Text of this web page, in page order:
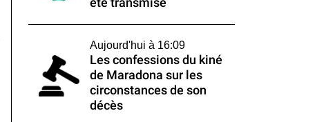
été transmise
Aujourd'hui à 16:09
Les confessions du kiné
de Maradona sur les
circonstances de son
décès